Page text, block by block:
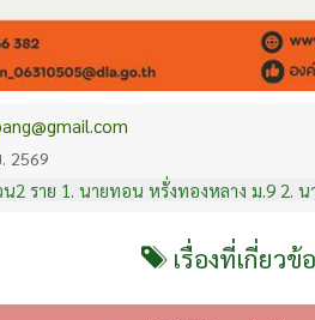
2569
2 ราย 1. นายทอน หรั่งทองหลาง ม.9 2. น
เรื่องที่เกี่ยวข้